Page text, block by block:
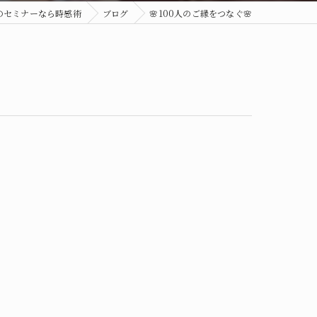
セミナーなら時感術 ブログ 🌸100人のご縁をつなぐ🌸